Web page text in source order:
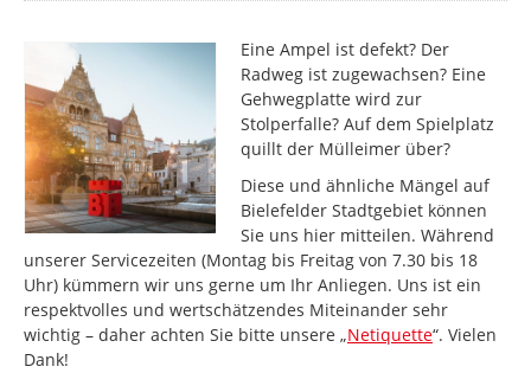
Eine Ampel ist defekt? Der
Radweg ist zugewachsen? Eine
Gehwegplatte wird zur
Stolperfalle? Auf dem Spielplatz
quillt der Mülleimer über?
Diese und ähnliche Mängel auf
Bielefelder Stadtgebiet können
Sie uns hier mitteilen. Während
unserer Servicezeiten (Montag bis Freitag von 7.30 bis 18
Uhr) kümmern wir uns gerne um Ihr Anliegen. Uns ist ein
respektvolles und wertschätzendes Miteinander sehr
wichtig – daher achten Sie bitte unsere „Netiquette“. Vielen
Dank!